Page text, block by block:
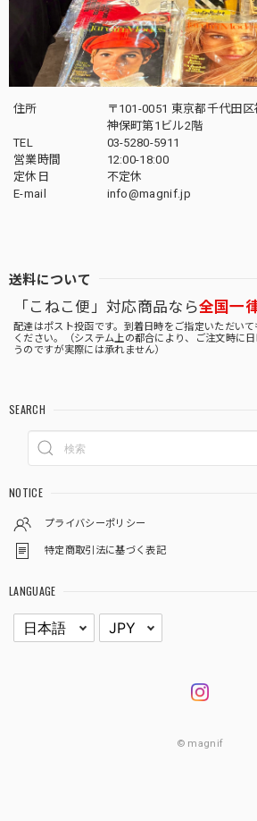
住所
〒101-0051 東京都千代田
神保町第1ビル2階
TEL
03-5280-5911
営業時間
12:00-18:00
定休日
不定休
E-mail
info@magnif.jp
送料について
「こねこ便」対応商品なら全国一
配達はポスト投函です。到着日時をご指定いただい
ください。（システム上の都合により、ご注文時に
うのですが実際には承れません）
SEARCH
NOTICE
プライバシーポリシー
特定商取引法に基づく表記
LANGUAGE
© magnif